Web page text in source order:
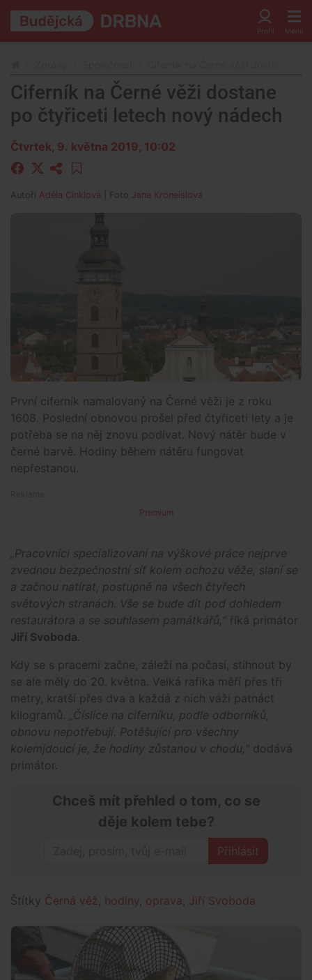
Ciferník na Černé věži dostane
po čtyřiceti letech nový nádech
Čtvrtek, 9. května 2019, 10:02
Autoři Adéla Cinklová | Foto Jana Kroneislová
První ciferník namalovaný na Černé věži je z roku
1608. Poslední obnovou prošel před čtyřiceti lety a je
potřeba se na něj znovu podívat. Nový nátěr bude v
černé barvě. Hodiny během nátěru fungovat
nepřestanou.
Premium
„Pracovníci specializovaní na výškové práce nejprve
zvednou bezpečnostní síť kolem ochozu věže, slaní se
a začnou natírat, postupně na všech čtyřech
světových stranách. Vše se bude dít pod dohledem
restaurátora a se souhlasem památkářů,“ říká primátor
Jiří Svoboda.
Kdy se s pracemi začne, záleží na počasí, stihnout by
se ale měly do 20. května. Velká rafika měří přes tři
metry, kratší přes dva a každá z nich váží patnáct
kilogramů.
„Číslice na ciferníku, podle odborníků,
obnovu nepotřebují. Potěšující pro všechny
kolemjdoucí je, že hodiny zůstanou v chodu,“ dodává
primátor.
Chceš mít přehled o tom, co se
děje kolem tebe?
Přihlásit
Štítky Černá věž hodiny oprava Jiří Svoboda